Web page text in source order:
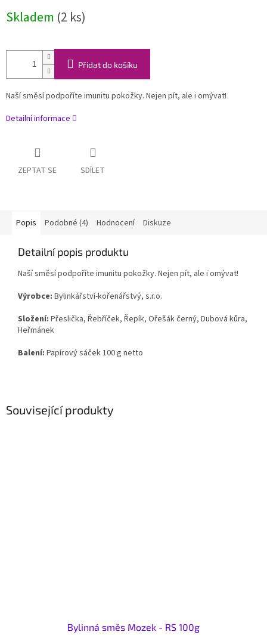
cena:
Skladem (2 ks)
Přidat do košíku
Naší směsí podpoříte imunitu pokožky. Nejen pít, ale i omývat!
Detailní informace
ZEPTAT SE SDÍLET
Související produkty
Bylinná směs Mozek - RS 100g
Popis Podobné (4) Hodnocení Diskuze
Detailní popis produktu
Naší směsí podpoříte imunitu pokožky. Nejen pít, ale i omývat!
Výrobce: Bylinkářství-kořenářstvý, s.r.o.
Složení: Přeslička, Řebříček, Řepík, Ořešák černý, Dubová kůra,
Heřmánek
Balení: Papírový sáček 100 g netto